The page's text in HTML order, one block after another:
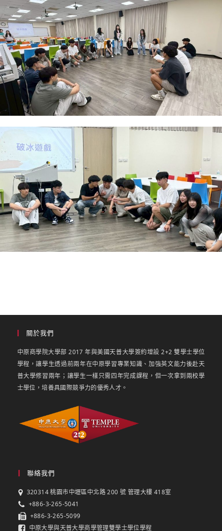
關於我們
中原商學院大學部 2017 年與美國天普大學簽約增設 2+2 雙學士學位
學程，讓學生透過前兩年在中原學習專業知識、加強英文能力後赴天
普大學修習兩年；讓學生一樣只需四年完成課程，但一次拿到兩校學
士學位，培養具國際競爭力的優秀人才。
聯絡我們
320314 桃園市中壢區中北路 200 號 管理大樓 418室
+886-3-265-5041
+886-3-265-5099
中原大學與天普大學商學管理雙學士學位學程